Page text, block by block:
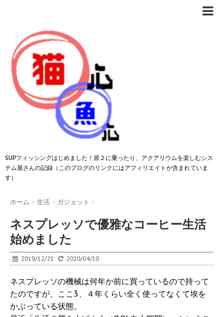
SUPフィッシングはじめました！原２に乗ったり、アクアリウムを楽しむシス
テム屋さんの記録（このブログのリンクにはアフィリエイトが含まれていま
す）
ホーム > 生活 > ガジェット >
ネスプレッソで優雅なコーヒー生活
始めました
2019/12/21 2020/04/10
ネスプレッソの機械は何年か前に買っているので持って
たのですが、ここ3、４年くらい全く使ってなくて埃を
かぶっている状態。